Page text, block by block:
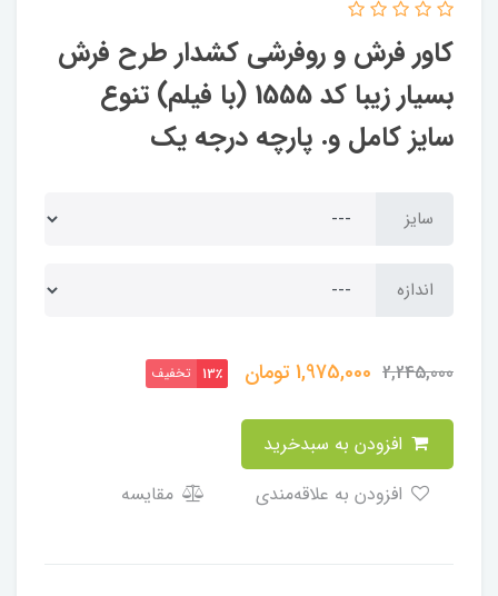
کاور فرش و روفرشی کشدار طرح فرش
بسیار زیبا کد 1555 (با فیلم) تنوع
سایز کامل و. پارچه درجه یک
سایز
اندازه
2,245,000
1,975,000تومان 13٪ تخفیف
مقایسه